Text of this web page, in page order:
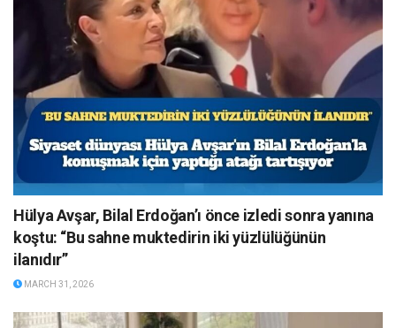
Hülya Avşar, Bilal Erdoğan’ı önce izledi sonra yanına
koştu: “Bu sahne muktedirin iki yüzlülüğünün
ilanıdır”
MARCH 31, 2026